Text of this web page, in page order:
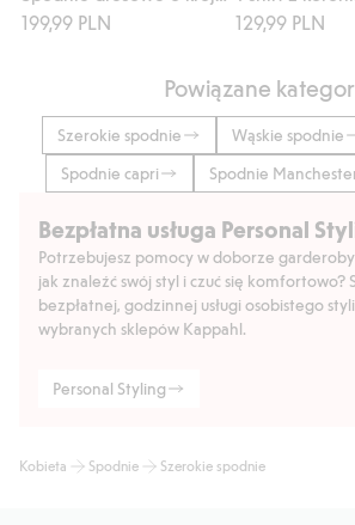
199,99 PLN
129,99 PLN
Powiązane
Szerokie spodnie Wąskie spodnie
Spodnie capri
Spodnie
Bezpłatna usługa Personal
Potrzebujesz pomocy w doborze
jak znaleźć swój styl i czuć się komfortowo?
bezpłatnej, godzinnej usługi osobistego
wybranych sklepów Kappahl.
Personal Styling
Kobieta Spodnie Szerokie spodnie